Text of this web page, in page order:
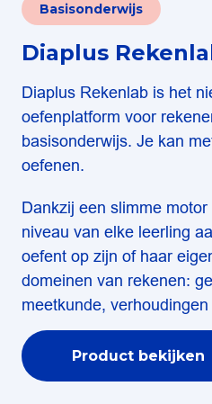
Basisonderwijs
Diaplus
Diaplus Rekenlab is het
oefenplatform voor
basisonderwijs. Je kan
oefenen.
Dankzij een slimme
niveau van elke leerling
oefent op zijn of haar
domeinen van rekenen:
meetkunde,
Product bekijken